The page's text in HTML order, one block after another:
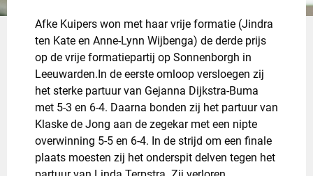
Afke Kuipers won met haar vrije formatie (Jindra
ten Kate en Anne-Lynn Wijbenga) de derde prijs
op de vrije formatiepartij op Sonnenborgh in
Leeuwarden.In de eerste omloop versloegen zij
het sterke partuur van Gejanna Dijkstra-Buma
met 5-3 en 6-4. Daarna bonden zij het partuur van
Klaske de Jong aan de zegekar met een nipte
overwinning 5-5 en 6-4. In de strijd om een finale
plaats moesten zij het onderspit delven tegen het